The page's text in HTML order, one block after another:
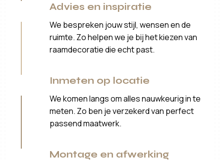
Advies en inspiratie
We bespreken jouw stijl, wensen en de
ruimte. Zo helpen we je bij het kiezen van
raamdecoratie die echt past.
Inmeten op locatie
We komen langs om alles nauwkeurig in te
meten. Zo ben je verzekerd van perfect
passend maatwerk.
Montage en afwerking